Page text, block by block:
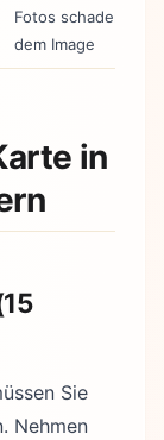
Fotos schaden
dem Image
in
Sie
Nehmen